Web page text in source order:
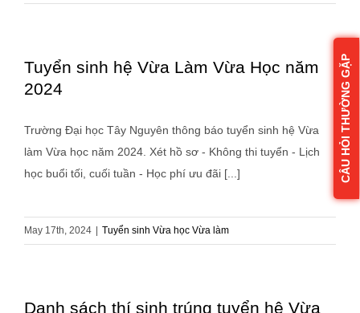
Tuyển sinh hệ Vừa Làm Vừa Học năm
2024
Trường Đại học Tây Nguyên thông báo tuyển sinh hệ Vừa
làm Vừa học năm 2024. Xét hồ sơ - Không thi tuyển - Lịch
học buổi tối, cuối tuần - Học phí ưu đãi [...]
May 17th, 2024 Tuyển sinh Vừa học Vừa làm
Danh sách thí sinh trúng tuyển hệ Vừa
CÂU HỎI THƯỜNG GẶP